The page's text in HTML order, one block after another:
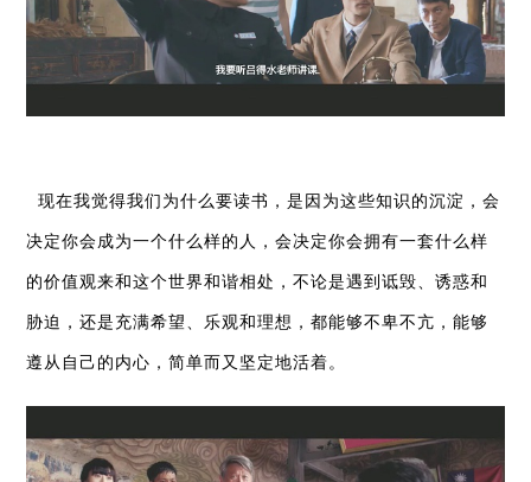
现在我觉得我们为什么要读书，是因为这些知识的沉淀，会
决定你会成为一个什么样的人，会决定你会拥有一套什么样
的价值观来和这个世界和谐相处，不论是遇到诋毁、诱惑和
胁迫，还是充满希望、乐观和理想，都能够不卑不亢，能够
遵从自己的内心，简单而又坚定地活着。